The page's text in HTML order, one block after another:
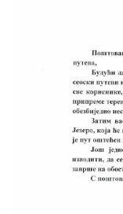
Замјеник
Статут